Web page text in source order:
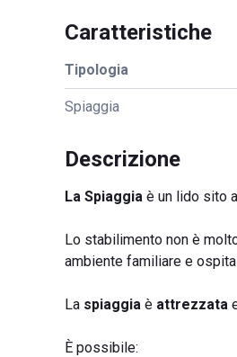
Caratteristiche
Tipologia
Spiaggia
Descrizione
La Spiaggia è un lido sito a
Lo stabilimento non è
ambiente familiare e
La spiaggia è attrezzata
È possibile: